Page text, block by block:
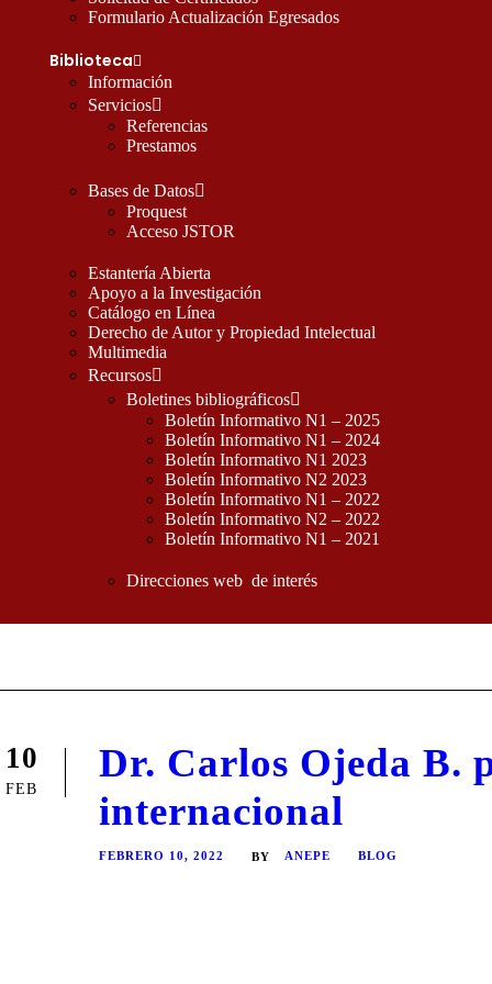
Formulario Actualización Egresados
Biblioteca
Información
Servicios
Referencias
Prestamos
Bases de Datos
Proquest
Acceso JSTOR
Estantería Abierta
Apoyo a la Investigación
Catálogo en Línea
Derecho de Autor y Propiedad Intelectual
Multimedia
Recursos
Boletines bibliográficos
Boletín Informativo N1 – 2025
Boletín Informativo N1 – 2024
Boletín Informativo N1 2023
Boletín Informativo N2 2023
Boletín Informativo N1 – 2022
Boletín Informativo N2 – 2022
Boletín Informativo N1 – 2021
Direcciones web de interés
10
FEB
Dr. Carlos Ojeda B.
internacional
FEBRERO 10, 2022 BY ANEPE BLOG